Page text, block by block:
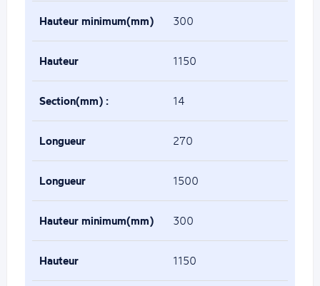
maximum(mm) :
Hauteur minimum(mm)
:
300
Hauteur
maximum(mm) :
1150
Section(mm) : 14
Longueur
minimum(mm) :
270
Longueur
maximum(mm) :
1500
Hauteur minimum(mm)
:
300
Hauteur 1150